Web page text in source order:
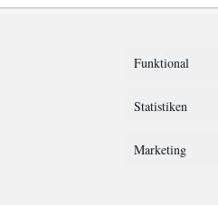
Funktional
Statistiken
Marketing
in diesem Browser für meinen